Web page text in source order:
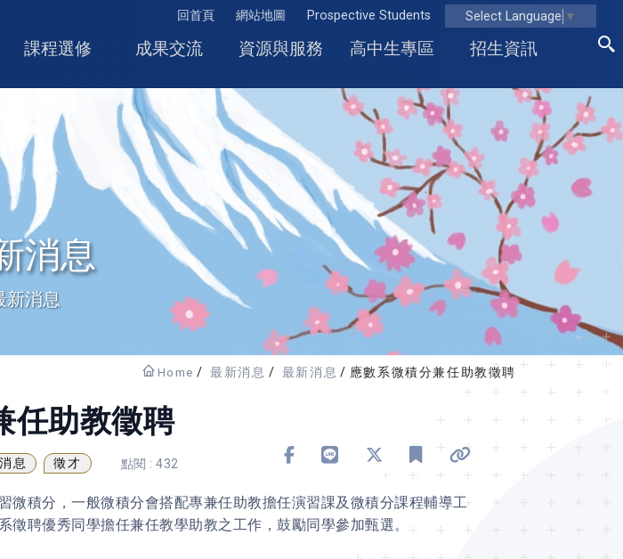
回首頁 網站地圖 Prospective Students Select Language ▼
課程選修 成果交流 資源與服務 高中生專區 招生資訊
消息
新消息
Home 最新消息 最新消息 應數系微積分兼任助教徵聘
任助教徵聘
息 徵才 點閱 : 432
微積分，一般微積分會搭配專兼任助教擔任演習課及微積分課程輔導工
徵聘優秀同學擔任兼任教學助教之工作，鼓勵同學參加甄選。